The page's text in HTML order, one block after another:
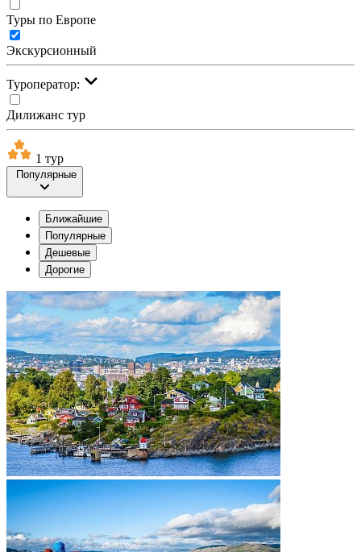
Туры по Европе
Экскурсионный
Туроператор:
Дилижанс тур
1 тур
Популярные
Ближайшие
Популярные
Дешевые
Дорогие